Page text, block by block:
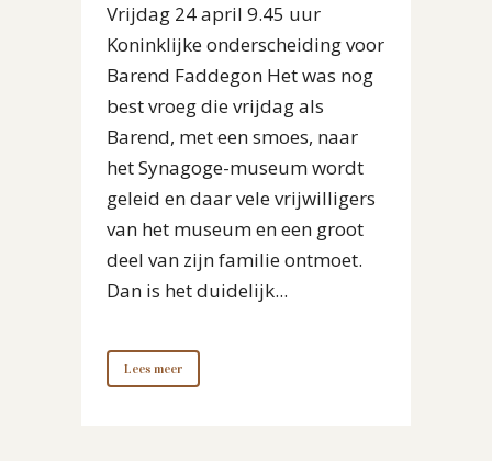
Vrijdag 24 april 9.45 uur
Koninklijke onderscheiding voor
Barend Faddegon Het was nog
best vroeg die vrijdag als
Barend, met een smoes, naar
het Synagoge-museum wordt
geleid en daar vele vrijwilligers
van het museum en een groot
deel van zijn familie ontmoet.
Dan is het duidelijk...
Lees meer